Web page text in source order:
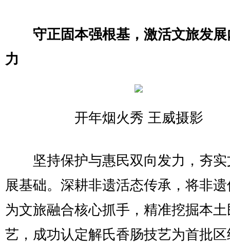
守正固本强根基，激活文旅发
力
开年烟火秀 王威摄影
坚持保护与惠民双向发力，夯实
展基础。深耕非遗活态传承，将非
为文旅融合核心抓手，精准挖掘本
艺，成功认定解氏香肠技艺为首批